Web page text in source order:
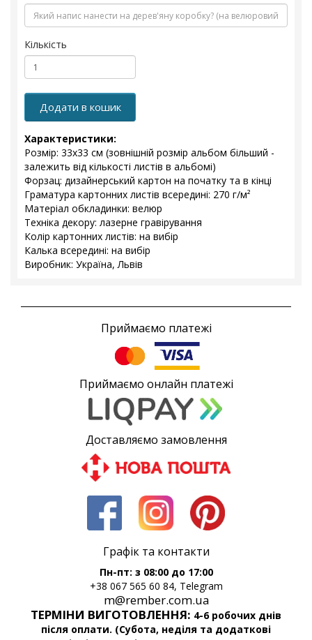
Кількість
Додати в кошик
Характеристики:
Розмір: 33x33 см (зовнішній розмір альбом більший -
залежить від кількості листів в альбомі)
Форзац: дизайнерський картон на початку та в кінці
Граматура картонних листів всередині: 270 г/м²
Матеріал обкладинки: велюр
Техніка декору: лазерне гравірування
Колір картонних листів: на вибір
Калька всередині: на вибір
Виробник: Україна, Львів
Приймаємо платежі
Приймаємо онлайн платежі
Доставляємо замовлення
Графік та контакти
Пн-пт: з 08:00 до 17:00
+38 067 565 60 84, Telegram
m@rember.com.ua
ТЕРМІНИ ВИГОТОВЛЕННЯ: 4-6 робочих днів
після оплати. (Субота, неділя та додаткові